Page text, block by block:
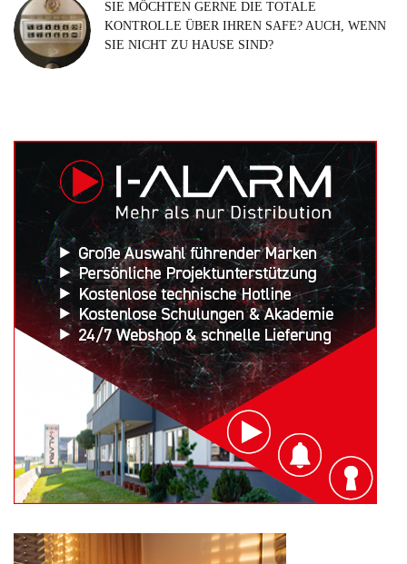
Suchen
nach:
SIE MÖCHTEN GERNE DIE TOTALE
KONTROLLE ÜBER IHREN SAFE? AUCH, WENN
SIE NICHT ZU HAUSE SIND?